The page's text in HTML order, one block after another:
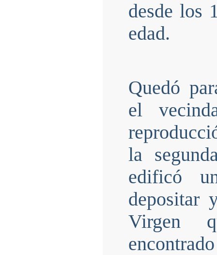
desde los
edad.
Quedó
el
la
edificó
depositar
Virgen